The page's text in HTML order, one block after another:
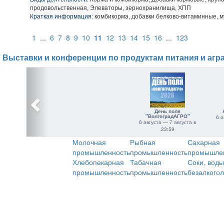
продовольственная, Элеваторы, зернохранилища, ХПП
Краткая информация: комбикорма, добавки белково-витаминные,
1 ... 6 7 8 9 10 11 12 13 14 15 16 ... 123
Выставки и конференции по продуктам питания и
День поля
"ВолгоградАГРО"
6 августа — 7 августа в
23:59
6
Молочная
промышленность
Рыбная
промышленность
Сахарная
Хлебопекарная
промышленность
Табачная
промышленность
Соки,